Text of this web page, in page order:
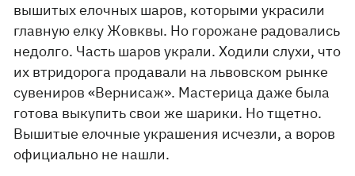
вышитых елочных шаров, которыми украсили
главную елку Жовквы. Но горожане радовались
недолго. Часть шаров украли. Ходили слухи, что
их втридорога продавали на львовском рынке
сувениров «Вернисаж». Мастерица даже была
готова выкупить свои же шарики. Но тщетно.
Вышитые елочные украшения исчезли, а воров
официально не нашли.